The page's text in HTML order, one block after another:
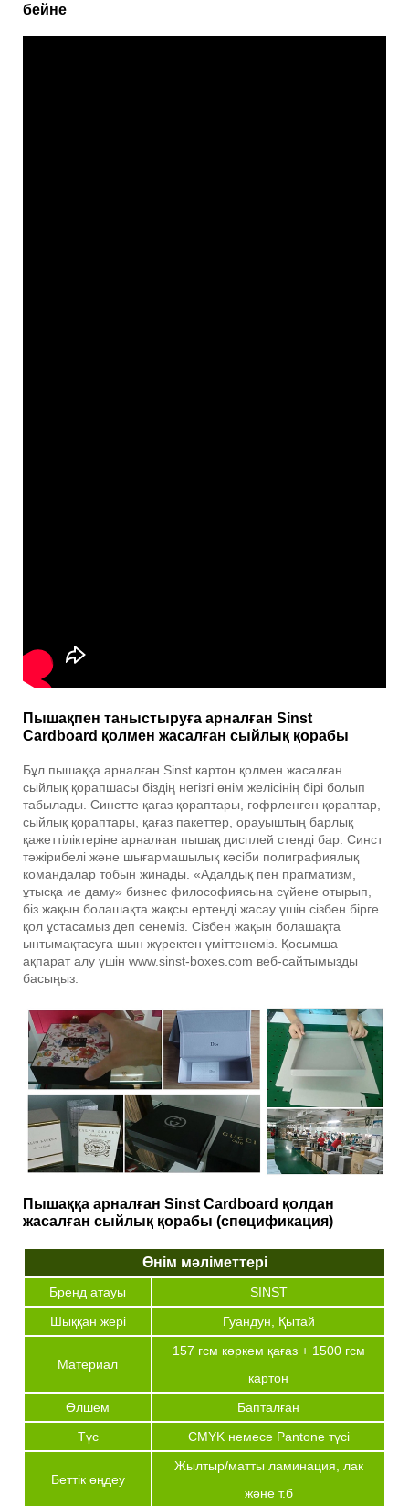
бейне
Пышақпен таныстыруға арналған Sinst
Cardboard қолмен жасалған сыйлық қорабы
Бұл пышаққа арналған Sinst картон қолмен жасалған
сыйлық қорапшасы біздің негізгі өнім желісінің бірі болып
табылады. Синстте қағаз қораптары, гофрленген қораптар,
сыйлық қораптары, қағаз пакеттер, орауыштың барлық
қажеттіліктеріне арналған пышақ дисплей стенді бар. Синст
тәжірибелі және шығармашылық кәсіби полиграфиялық
командалар тобын жинады. «Адалдық пен прагматизм,
ұтысқа ие даму» бизнес философиясына сүйене отырып,
біз жақын болашақта жақсы ертеңді жасау үшін сізбен бірге
қол ұстасамыз деп сенеміз. Сізбен жақын болашақта
ынтымақтасуға шын жүректен үміттенеміз. Қосымша
ақпарат алу үшін www.sinst-boxes.com веб-сайтымызды
басыңыз.
Пышаққа арналған Sinst Cardboard қолдан
жасалған сыйлық қорабы (спецификация)
Өнім мәліметтері
Бренд атауы
SINST
Шыққан жері
Гуандун, Қытай
Материал
157 гсм көркем қағаз + 1500 гсм
картон
Өлшем
Бапталған
Түс
CMYK немесе Pantone түсі
Беттік өңдеу
Жылтыр/матты ламинация, лак
және т.б